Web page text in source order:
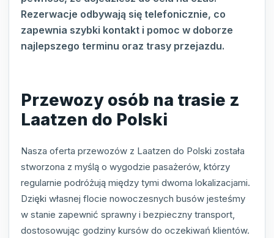
Rezerwacje odbywają się telefonicznie, co
zapewnia szybki kontakt i pomoc w doborze
najlepszego terminu oraz trasy przejazdu.
Przewozy osób na trasie z
Laatzen do Polski
Nasza oferta przewozów z Laatzen do Polski została
stworzona z myślą o wygodzie pasażerów, którzy
regularnie podróżują między tymi dwoma lokalizacjami.
Dzięki własnej flocie nowoczesnych busów jesteśmy
w stanie zapewnić sprawny i bezpieczny transport,
dostosowując godziny kursów do oczekiwań klientów.